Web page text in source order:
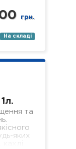
грн.
На складі
та
яких